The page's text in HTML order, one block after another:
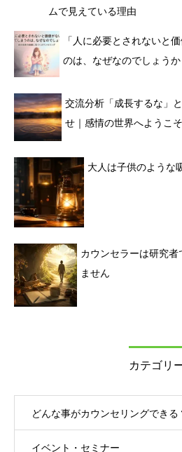
ムで見えている理由
「人に必要とされないと
のは、なぜなのでしょうか
交流分析「成長するな」
せ｜感情の世界へようこそ
大人は子供のような
カウンセラーは研究
ません
カテゴリ
どんな事がカウンセリングできる
イベント・セミナー